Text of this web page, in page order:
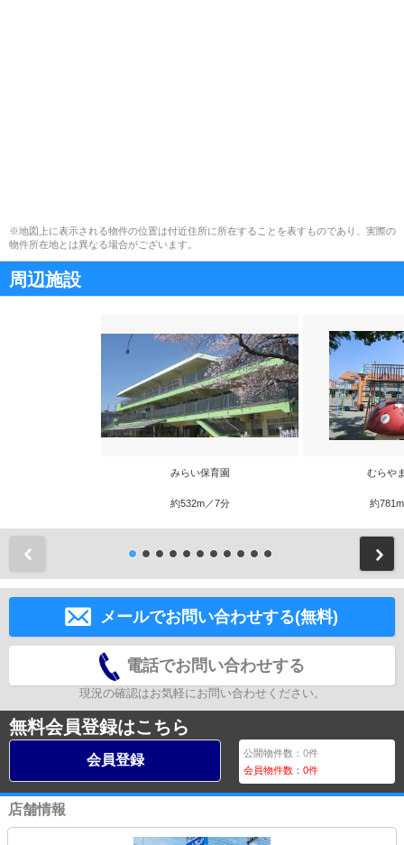
※地図上に表示される物件の位置は付近住所に所在することを表すものであり、実際の
物件所在地とは異なる場合がございます。
周辺施設
みらい保育園
約532m／7分
むらや
約
メールでお問い合わせする(無料)
電話でお問い合わせする
現況の確認はお気軽にお問い合わせください。
無料会員登録はこちら
会員登録 公開物件数：0件
会員物件数：0件
店舗情報